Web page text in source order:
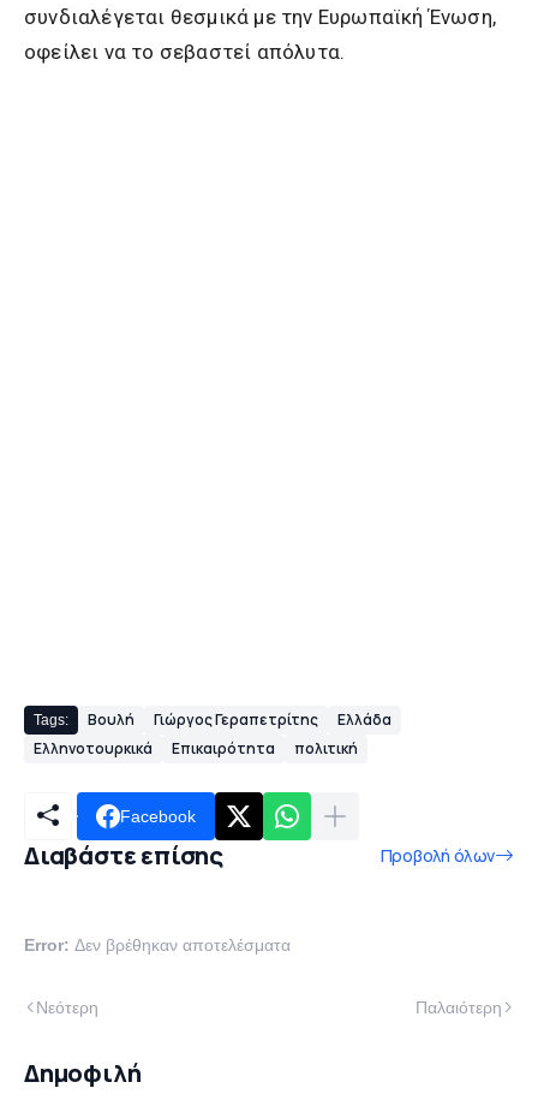
συνδιαλέγεται θεσμικά με την Ευρωπαϊκή Ένωση,
οφείλει να το σεβαστεί απόλυτα.
Tags: Βουλή Γιώργος Γεραπετρίτης
Ελλάδα
Ελληνοτουρκικά
Επικαιρότητα πολιτική
Facebook
Διαβάστε επίσης Προβολή όλων
Error: Δεν βρέθηκαν αποτελέσματα
Νεότερη Παλαιότερη
Δημοφιλή